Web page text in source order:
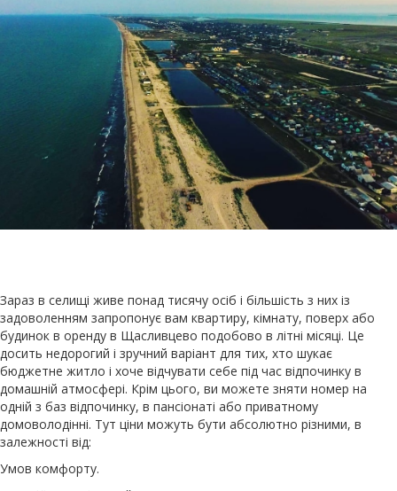
Зараз в селищі живе понад тисячу осіб і більшість з них із
задоволенням запропонує вам квартиру, кімнату, поверх або
будинок в оренду в Щасливцево подобово в літні місяці. Це
досить недорогий і зручний варіант для тих, хто шукає
бюджетне житло і хоче відчувати себе під час відпочинку в
домашній атмосфері. Крім цього, ви можете зняти номер на
одній з баз відпочинку, в пансіонаті або приватному
домоволодінні. Тут ціни можуть бути абсолютно різними, в
залежності від:
Умов комфорту.